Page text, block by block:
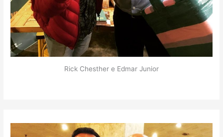
Rick Chesther e Edmar Junior